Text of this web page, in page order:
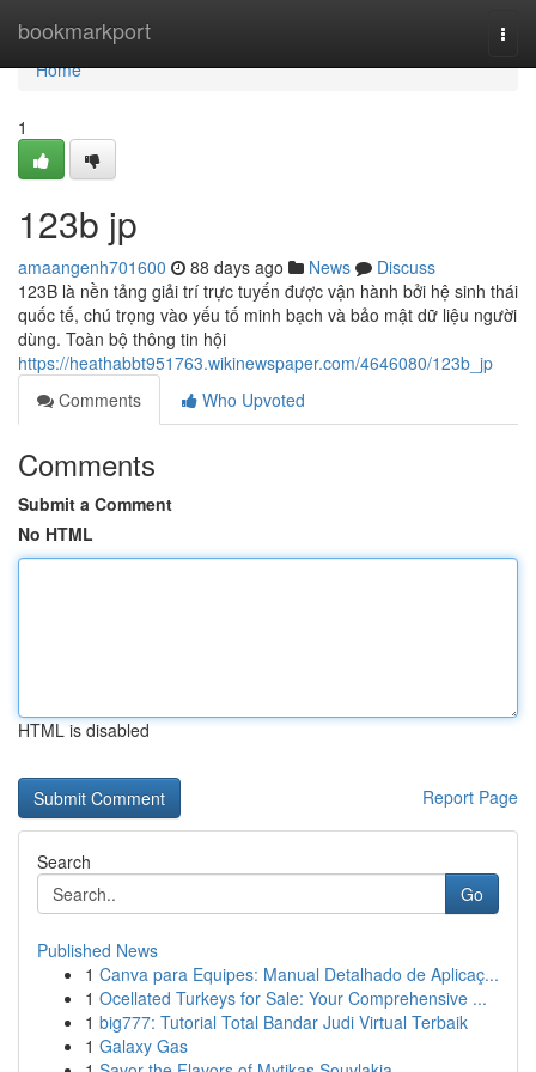
bookmarkport
Home
Home
1
123b jp
amaangenh701600 88 days ago News
Discuss
123B là nền tảng giải trí trực tuyến được vận hành bởi hệ sinh thái
quốc tế, chú trọng vào yếu tố minh bạch và bảo mật dữ liệu người
dùng. Toàn bộ thông tin hội
https://heathabbt951763.wikinewspaper.com/4646080/123b_jp
Comments
Who Upvoted
Comments
Submit a Comment
No HTML
HTML is disabled
Report Page
Search
Go
Published News
1 Canva para Equipes: Manual Detalhado de Aplicaç...
1 Ocellated Turkeys for Sale: Your Comprehensive ...
1 big777: Tutorial Total Bandar Judi Virtual Terbaik
1 Galaxy Gas